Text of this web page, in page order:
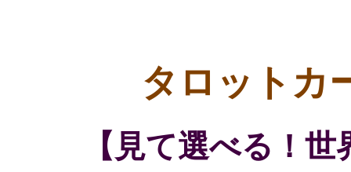
タロットカ
【見て選べる！